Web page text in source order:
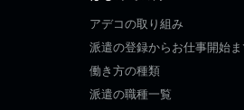
アデコの取り組み
派遣の登録からお仕事開始
働き方の種類
派遣の職種一覧